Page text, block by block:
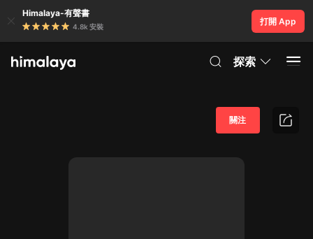
Himalaya-有聲書
4.8k 安裝
打開 App
探索
關注